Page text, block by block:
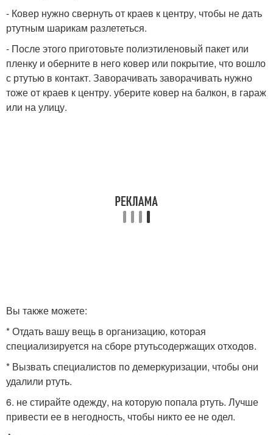
- Ковер нужно свернуть от краев к центру, чтобы не дать
ртутным шарикам разлететься.
- После этого приготовьте полиэтиленовый пакет или
пленку и оберните в него ковер или покрытие, что вошло
с ртутью в контакт. Заворачивать заворачивать нужно
тоже от краев к центру. уберите ковер на балкон, в гараж
или на улицу.
Вы также можете:
* Отдать вашу вещь в организацию, которая
специализируется на сборе ртутьсодержащих отходов.
* Вызвать специалистов по демеркуризации, чтобы они
удалили ртуть.
6. не стирайте одежду, на которую попала ртуть. Лучше
привести ее в негодность, чтобы никто ее не одел.